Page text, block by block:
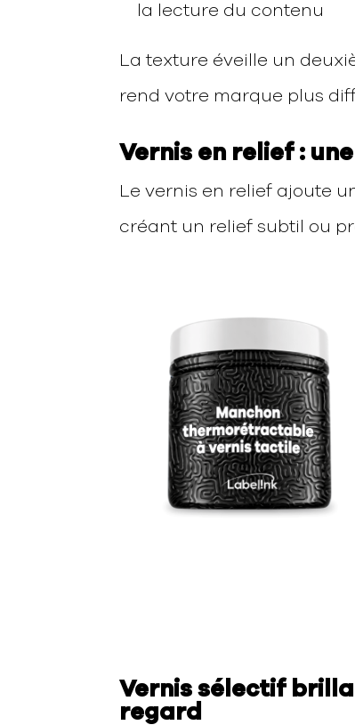
la lecture du contenu
La texture éveille un
rend votre marque plus
Vernis en relief :
Le vernis en relief ajoute
créant un relief subtil ou
Vernis sélectif
regard